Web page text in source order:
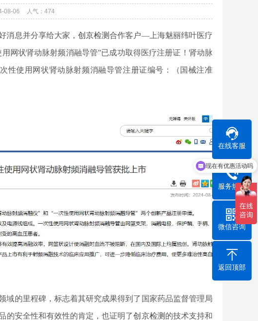
08-06 人气： 474
消息并分享给大家，创京检测合作客户—上海魅丽纬叶医疗
网状肾动脉射频消融导管”已成功取得医疗注册证！肾动脉
次性使用网状肾动脉射频消融导管注册证编号：（国械注准
域的里程碑，标志着其研究成果得到了国家药品监督管理局
的安全性和有效性的肯定，也证明了创京检测 的技术支持和
在线客服
服务热线
微信咨询
返回顶部
现在有优惠活动吗